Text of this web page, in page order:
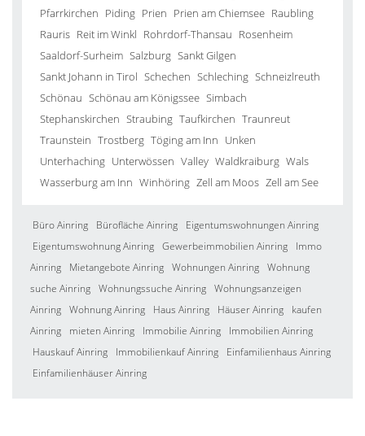
Pfarrkirchen Piding Prien Prien am Chiemsee Raubling
Rauris Reit im Winkl Rohrdorf-Thansau Rosenheim
Saaldorf-Surheim Salzburg Sankt Gilgen
Sankt Johann in Tirol Schechen Schleching Schneizlreuth
Schönau Schönau am Königssee Simbach
Stephanskirchen Straubing Taufkirchen Traunreut
Traunstein Trostberg Töging am Inn Unken
Unterhaching Unterwössen Valley Waldkraiburg Wals
Wasserburg am Inn Winhöring Zell am Moos Zell am See
Büro Ainring Bürofläche Ainring
Eigentumswohnungen Ainring
Eigentumswohnung Ainring Gewerbeimmobilien Ainring
Immo
Ainring
Mietangebote Ainring Wohnungen Ainring Wohnung
suche Ainring Wohnungssuche Ainring Wohnungsanzeigen
Ainring Wohnung Ainring Haus Ainring Häuser Ainring
kaufen
Ainring
mieten Ainring Immobilie Ainring
Immobilien Ainring
Hauskauf Ainring
Immobilienkauf Ainring
Einfamilienhaus Ainring
Einfamilienhäuser Ainring